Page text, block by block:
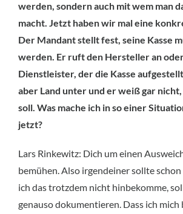
werden, sondern auch mit wem man
macht. Jetzt haben wir mal eine
Der Mandant stellt fest, seine Kasse
werden. Er ruft den Hersteller an
Dienstleister, der die Kasse
aber Land unter und er weiß gar
soll. Was mache ich in so einer
jetzt?
Lars Rinkewitz: Dich um einen
bemühen. Also irgendeiner sollte
ich das trotzdem nicht hinbekomme,
genauso dokumentieren. Dass ich mich